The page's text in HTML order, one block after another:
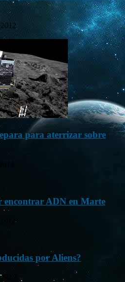
para aterrizar sobre
encontrar ADN en Marte
por Aliens?